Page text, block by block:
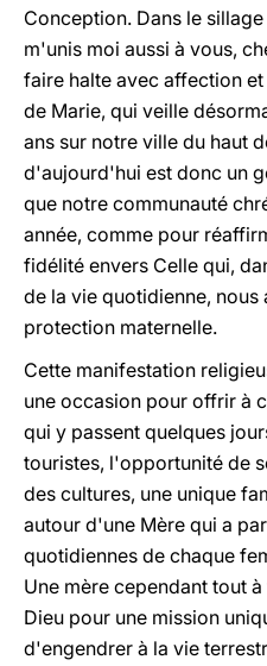
Conception. Dans le
m'unis moi aussi à vous,
faire halte avec affection
de Marie, qui veille
ans sur notre ville du haut
d'aujourd'hui est donc un
que notre communauté
année, comme pour
fidélité envers Celle qui,
de la vie quotidienne, nous
protection maternelle.
Cette manifestation
une occasion pour offrir à
qui y passent quelques
touristes, l'opportunité de
des cultures, une unique
autour d'une Mère qui a
quotidiennes de chaque
Une mère cependant tout
Dieu pour une mission
d'engendrer à la vie